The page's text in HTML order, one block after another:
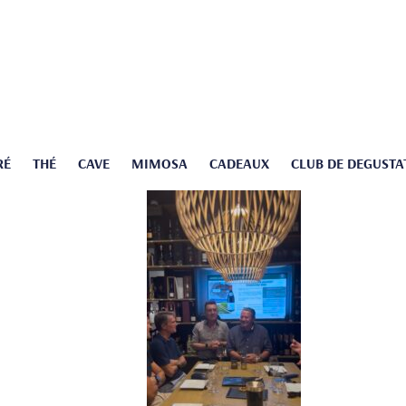
THÉ CAVE MIMOSA CADEAUX CLUB DE